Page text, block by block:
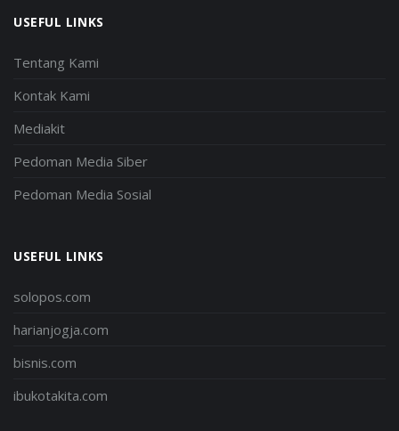
USEFUL LINKS
Tentang Kami
Kontak Kami
Mediakit
Pedoman Media Siber
Pedoman Media Sosial
USEFUL LINKS
solopos.com
harianjogja.com
bisnis.com
ibukotakita.com